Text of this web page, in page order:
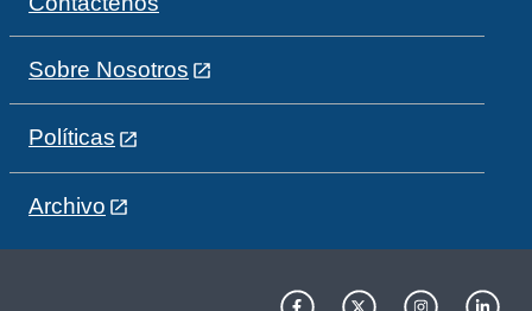
Sobre Nosotros
Políticas
Archivo